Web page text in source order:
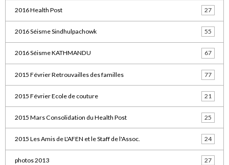
2016 Health Post 27
2016 Séisme Sindhulpachowk 55
2016 Séisme KATHMANDU 67
2015 Février Retrouvailles des familles 77
2015 Février Ecole de couture 21
2015 Mars Consolidation du Health Post 25
2015 Les Amis de L'AFEN et le Staff de l'Assoc. 24
photos 2013 27